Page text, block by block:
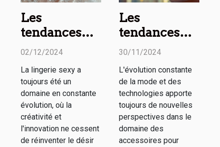
Les
tendances
2023 en
lingerie sexy :
Styles et
nouveautés
02/12/2024
La lingerie sexy a
toujours été un
domaine en constante
évolution, où la
créativité et
l'innovation ne cessent
de réinventer le désir
Les
tendances
actuelles en
montures et
verres
solaires pour
hommes
30/11/2024
L'évolution constante
de la mode et des
technologies apporte
toujours de nouvelles
perspectives dans le
domaine des
accessoires pour